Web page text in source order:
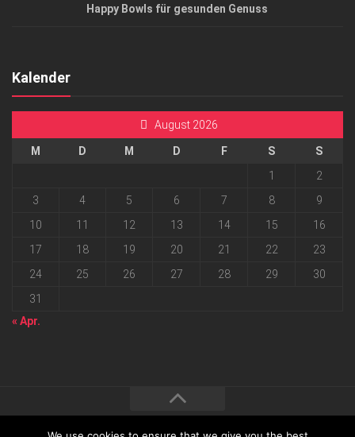
Happy Bowls für gesunden Genuss
Kalender
August 2026
M D M D F S
S
1
2
3
4 5 6 7 8
9
10
11 12 13 14 15
16
17
18 19 20 21 22
23
24
25 26 27 28 29
30
31
« Apr.